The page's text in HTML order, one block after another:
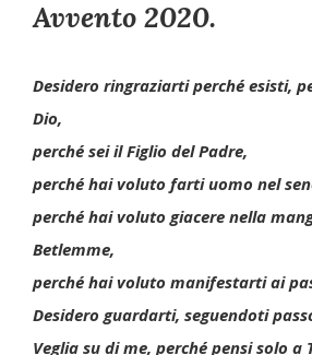
Avvento 2020.
Desidero ringraziarti perché esisti,
Dio,
perché sei il Figlio del Padre,
perché hai voluto farti uomo nel
perché hai voluto giacere nella
Betlemme,
perché hai voluto manifestarti ai
Desidero guardarti, seguendoti
Veglia su di me, perché pensi solo a